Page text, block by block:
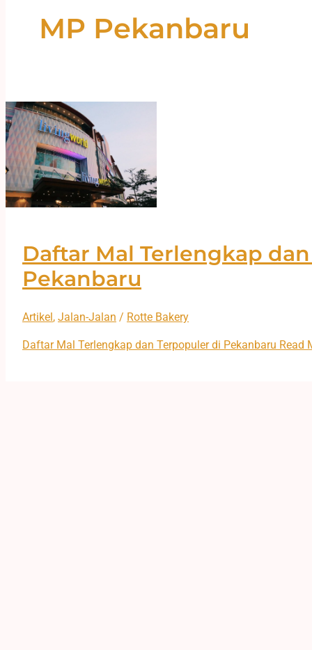
MP Pekanbaru
Daftar Mal Terlengkap
Pekanbaru
Artikel, Jalan-Jalan / Rotte Bakery
Daftar Mal Terlengkap dan Terpopuler di Pekanbaru Read